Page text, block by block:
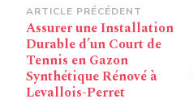
Navigation
d’article
ARTICLE PRÉCÉDENT
Assurer une Installation
Durable d’un Court de
Tennis en Gazon
Synthétique Rénové à
Levallois-Perret